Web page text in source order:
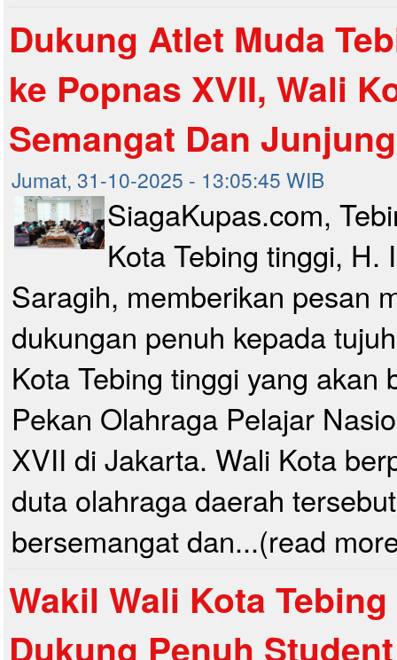
Dukung Atlet Muda
ke Popnas XVII, Wali
Semangat Dan
Jumat, 31-10-2025 - 13:05:45 WIB
SiagaKupas.com,
Kota Tebing tinggi, H.
Saragih, memberikan pesan
dukungan penuh kepada
Kota Tebing tinggi yang akan
Pekan Olahraga Pelajar
XVII di Jakarta. Wali Kota
duta olahraga daerah
bersemangat dan...(read
Wakil Wali Kota
Dukung Penuh